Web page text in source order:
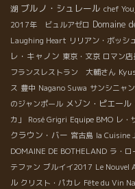
湖 ブルノ・シュレール chef
2017年 ビュルアゼロ Domaine
Laughing Heart リリアン・ボッシ
レ・キャノン 東京・文京 ロマン店
フランスレストラン 大輔さん
ス 豊中 Nagano Suwa サンシニャン
のジャンポール メゾン・ピエール
カ」
Rosé Grigri Equipe BMO レ・
クラウン・バー 宮古島 la Cuisine
DOMAINE DE BOTHELAND ラ・ロ
テファン ブルイイ2017 Le Nouvel
ル クリスト・パカレ Fête du Vin